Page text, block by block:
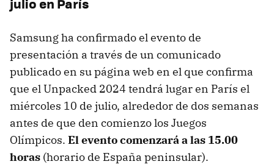
Samsung ha confirmado el evento de
presentación a través de un comunicado
publicado en su página web en el que confirma
que el Unpacked 2024 tendrá lugar en París el
miércoles 10 de julio, alrededor de dos semanas
antes de que den comienzo los Juegos
Olímpicos. El evento comenzará a las 15.00
horas (horario de España peninsular).